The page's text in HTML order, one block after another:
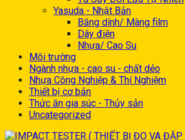
Yasuda - Nhật Bản
Băng dính/ Màng film
Dây điện
Nhựa/ Cao Su
Môi trường
Ngành nhựa - cao su - chất dẻo
Nhựa Công Nghiệp & Thí Nghiệm
Thiết bị cơ bản
Thức ăn gia súc - Thủy sản
Uncategorized